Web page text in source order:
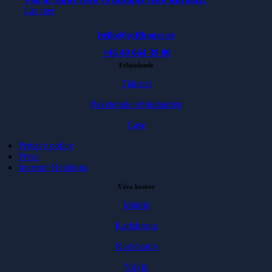
Läs mer
hello@softhouse.se
+46 40 664 39 00
Erbjudande
Tjänster
Paketerade erbjudanden
Case
Privacy policy
Press
Investor Relations
Våra kontor
Malmö
Karlskrona
Karlshamn
Växjö